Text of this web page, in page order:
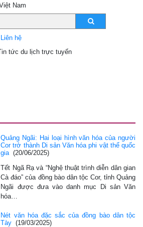
Liên hệ
Quảng Ngãi: Hai loại hình văn hóa của người
Cor trở thành Di sản Văn hóa phi vật thể quốc
gia (20/06/2025)
Tết Ngã Rạ và “Nghệ thuật trình diễn dân gian
Cà đáo” của đồng bào dân tộc Cor, tỉnh Quảng
Ngãi được đưa vào danh mục Di sản Văn
hóa…
Nét văn hóa đặc sắc của đồng bào dân tộc
Tày (19/03/2025)